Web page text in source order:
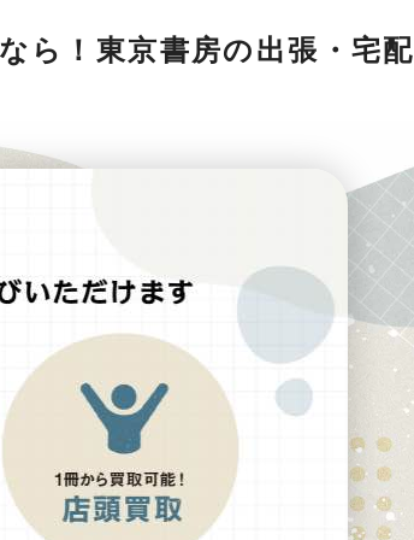
ら！東京書房の出張・宅配